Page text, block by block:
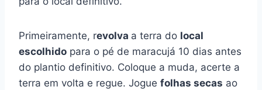
Primeiramente, revolva a terra do local
escolhido para o pé de maracujá 10 dias antes
do plantio definitivo. Coloque a muda, acerte a
terra em volta e regue. Jogue folhas secas ao